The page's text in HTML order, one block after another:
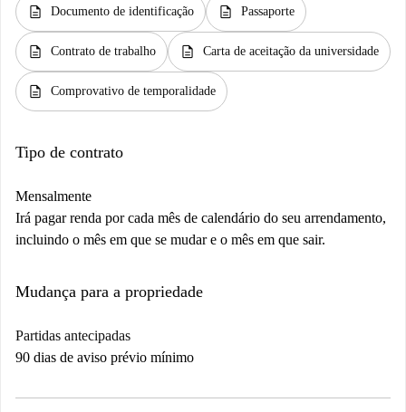
description Documento de identificação description Passaporte
description Contrato de trabalho description Carta de aceitação da universidade
description Comprovativo de temporalidade
Tipo de contrato
Mensalmente
Irá pagar renda por cada mês de calendário do seu arrendamento,
incluindo o mês em que se mudar e o mês em que sair.
Mudança para a propriedade
Partidas antecipadas
90 dias de aviso prévio mínimo